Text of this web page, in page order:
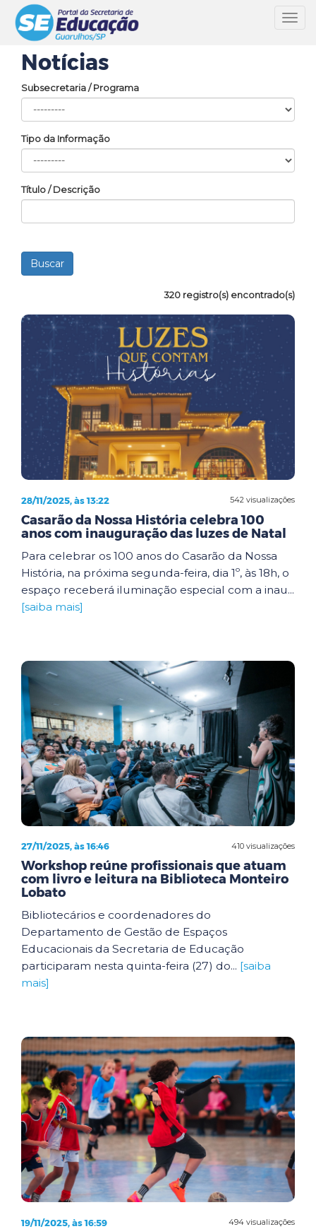
Notícias
Subsecretaria / Programa
Tipo da Informação
Título / Descrição
320 registro(s) encontrado(s)
542 visualizações
28/11/2025, às 13:22
Casarão da Nossa História celebra 100
anos com inauguração das luzes de Natal
Para celebrar os 100 anos do Casarão da Nossa
História, na próxima segunda-feira, dia 1º, às 18h, o
espaço receberá iluminação especial com a inau...
[saiba mais]
410 visualizações
27/11/2025, às 16:46
Workshop reúne profissionais que atuam
com livro e leitura na Biblioteca Monteiro
Lobato
Bibliotecários e coordenadores do
Departamento de Gestão de Espaços
Educacionais da Secretaria de Educação
participaram nesta quinta-feira (27) do... [saiba
mais]
494 visualizações
19/11/2025, às 16:59